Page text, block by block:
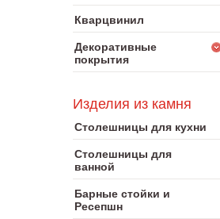
Кварцвинил
Декоративные
покрытия
Изделия из камня
Столешницы для кухни
Столешницы для
ванной
Барные стойки и
Ресепшн